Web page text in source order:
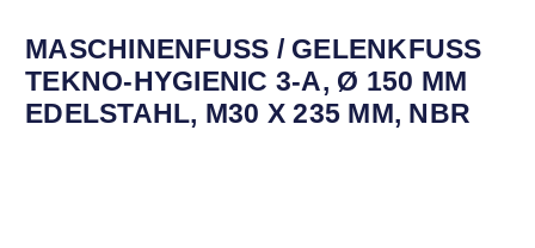
MASCHINENFUSS / GELENKFUSS TE
KNO-HYGIENIC 3-A, Ø 150 MM ED
ELSTAHL, M30 X 235 MM, NBR